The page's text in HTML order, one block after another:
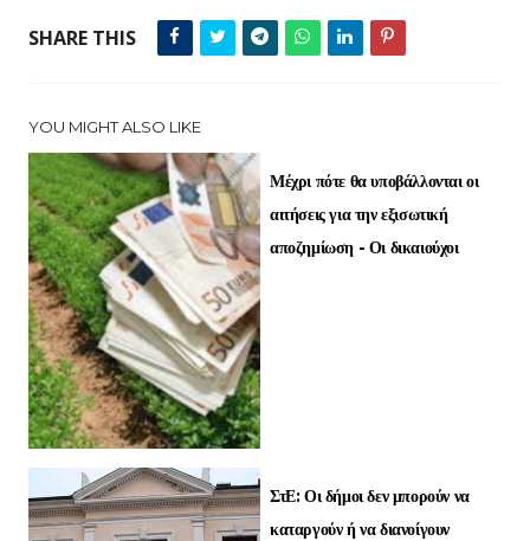
SHARE THIS
YOU MIGHT ALSO LIKE
Μέχρι πότε θα υποβάλλονται οι
αιτήσεις για την εξισωτική
αποζημίωση - Οι δικαιούχοι
ΣτΕ: Οι δήμοι δεν μπορούν να
καταργούν ή να διανοίγουν